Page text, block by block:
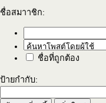
ชื่อสมาาชิก:
ชื่อที่ถูกต้อง
ป้ายกำกับ: